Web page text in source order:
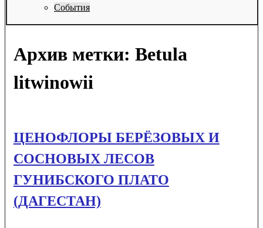
События
Архив метки: Betula
litwinowii
ЦЕНОФЛОРЫ БЕРЁЗОВЫХ И
СОСНОВЫХ ЛЕСОВ
ГУНИБСКОГО ПЛАТО
(ДАГЕСТАН)